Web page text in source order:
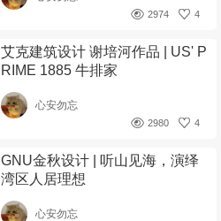
4
2974
艾克建筑设计 谢培河作品 | US' P
RIME 1885 牛排家
心安勿忘
4
2980
GNU金秋设计 | 听山见海，演绎
湾区人居理想
心安勿忘